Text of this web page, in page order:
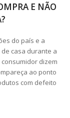
E NÃO
do país e a
casa durante a
dizem
ao ponto
com defeito